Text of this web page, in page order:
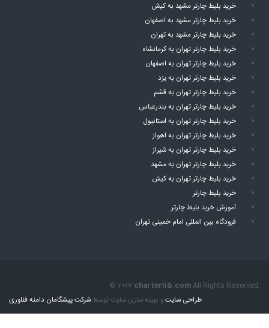
خرید بلیط چارتر مشهد به کیش
خرید بلیط چارتر مشهد به اصفهان
خرید بلیط چارتر مشهد به تهران
خرید بلیط چارتر تهران به کرمانشاه
خرید بلیط چارتر تهران به اصفهان
خرید بلیط چارتر تهران به یزد
خرید بلیط چارتر تهران به قشم
خرید بلیط چارتر تهران به بندرعباس
خرید بلیط چارتر تهران به استانبول
خرید بلیط چارتر تهران به اهواز
خرید بلیط چارتر تهران به شیراز
خرید بلیط چارتر تهران به مشهد
خرید بلیط چارتر تهران به کیش
خرید بلیط چارتر
آموزش خرید بلیط چارتر
فرودگاه بین المللی امام خمینی تهران
© 2017 charter115.comAll Rights Reserved.
طراحی سایتو بهینه سازی سایت توسط شرکت پیشگامان دامنه فناوری